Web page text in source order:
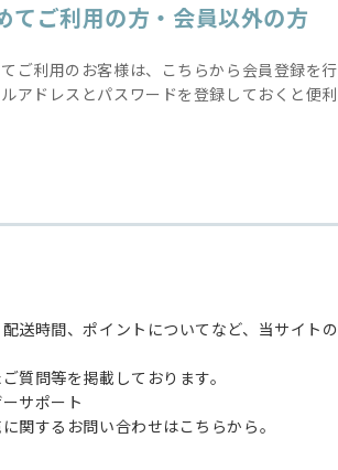
てご利用の方・会員以外の方
ご利用のお客様は、こちらから会員登録を行
アドレスとパスワードを登録しておくと便
送時間、ポイントについてなど、当サイト
質問等を掲載しております。
サポート
関するお問い合わせはこちらから。